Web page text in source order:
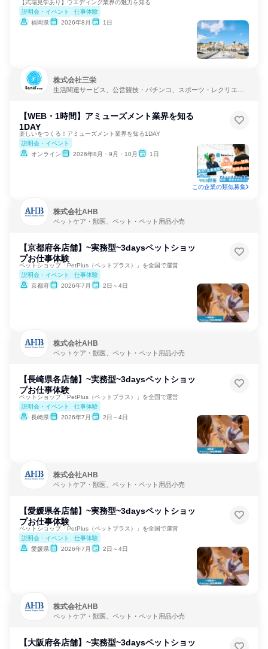
【式場見学あり】ウエディング業界の魅力を知る
説明会・イベント
仕事体験
福岡県
2026年8月 1日
株式会社三栄
生活関連サービス、公営競技・パチンコ、スポーツ・レクリエー
【WEB・1時間】アミューズメント業界を知る
1DAY
楽しいをつくる！アミューズメント業界を知る1DAY
説明会・イベント
オンライン
2026年8月・9月・10月 1日
この企業の類似募集
株式会社AHB
ペットケア・獣医、ペット・ペット用品小売
【京都府各店舗】~実務型~3daysペットショッ
プお仕事体験
ペットショップ「PetPlus（ペットプラス）」を全国で運営
説明会・イベント
仕事体験
京都府
2026年7月 2日～4日
株式会社AHB
ペットケア・獣医、ペット・ペット用品小売
【長崎県各店舗】~実務型~3daysペットショッ
プお仕事体験
ペットショップ「PetPlus（ペットプラス）」を全国で運営
説明会・イベント
仕事体験
長崎県
2026年7月 2日～4日
株式会社AHB
ペットケア・獣医、ペット・ペット用品小売
【愛媛県各店舗】~実務型~3daysペットショッ
プお仕事体験
ペットショップ「PetPlus（ペットプラス）」を全国で運営
説明会・イベント
仕事体験
愛媛県
2026年7月 2日～4日
株式会社AHB
ペットケア・獣医、ペット・ペット用品小売
【大阪府各店舗】~実務型~3daysペットショッ